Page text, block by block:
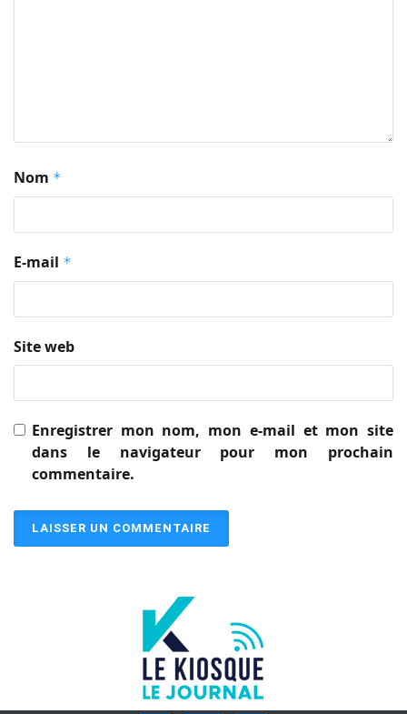
Nom *
E-mail *
Site web
Enregistrer mon nom, mon e-mail et mon site
dans le navigateur pour mon prochain
commentaire.